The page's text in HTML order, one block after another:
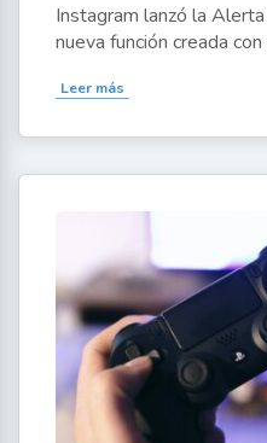
Instagram lanzó la
nueva función creada
Leer más